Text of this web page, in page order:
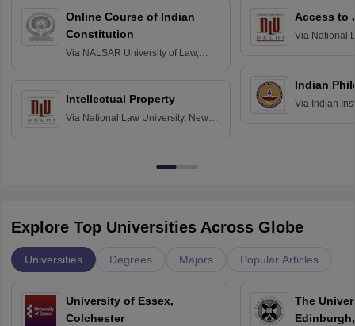
Online Course of Indian
Constitution
Via NALSAR University of Law,
Intellectual Property
Via National Law University, New
Access to
Via National
Indian
Via Indian
Explore Top Universities Across Globe
Universities Degrees Majors Popular Articles
University of Essex,
Colchester
The